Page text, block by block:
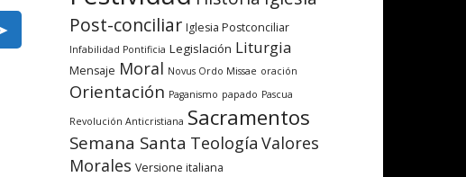
Post-conciliar Iglesia Postconciliar
Infabilidad Pontificia Legislación Liturgia
Mensaje Moral Novus Ordo Missae oración
Orientación Paganismo papado Pascua
Revolución Anticristiana Sacramentos
Semana Santa Teología Valores
Morales Versione italiana